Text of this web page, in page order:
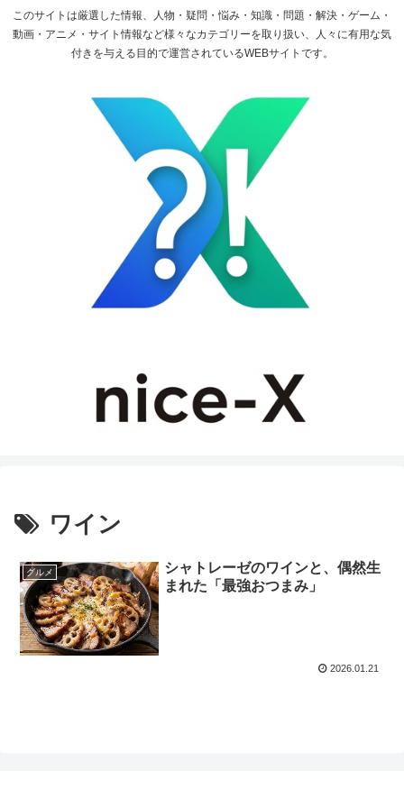
このサイトは厳選した情報、人物・疑問・悩み・知識・問題・解決・ゲーム・
動画・アニメ・サイト情報など様々なカテゴリーを取り扱い、人々に有用な気
付きを与える目的で運営されているWEBサイトです。
ワイン
グルメ
シャトレーゼのワインと、偶然生
まれた「最強おつまみ」
2026.01.21